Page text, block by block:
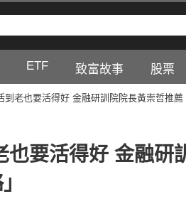
ETF 致富故事 股票
到老也要活得好 金融研訓院院長黃崇哲推薦
也要活得好 金融研